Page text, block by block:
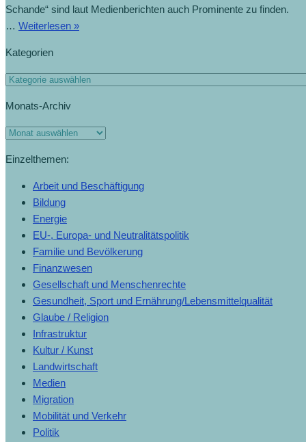
Schande“ sind laut Medienberichten auch Prominente zu finden.
… Weiterlesen »
Kategorien
Monats-Archiv
Einzelthemen:
Arbeit und Beschäftigung
Bildung
Energie
EU-, Europa- und Neutralitätspolitik
Familie und Bevölkerung
Finanzwesen
Gesellschaft und Menschenrechte
Gesundheit, Sport und Ernährung/Lebensmittelqualität
Glaube / Religion
Infrastruktur
Kultur / Kunst
Landwirtschaft
Medien
Migration
Mobilität und Verkehr
Politik